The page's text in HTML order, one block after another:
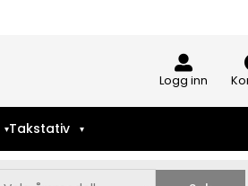
Logg inn
Takstativ